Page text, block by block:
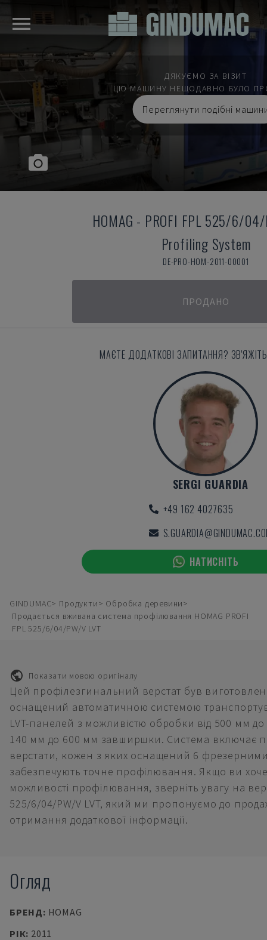
ДЯКУЄМО ЗА ВІЗИТ
ЦЮ МАШИНУ НЕЩОДАВНО БУЛО
Переглянути подібні
HOMAG - PROFI FPL 525/6/
Profiling System
DE-PRO-HOM-2011-00001
ПРОДАНО
МАЄТЕ ДОДАТКОВІ ЗАПИТАННЯ?
SERGI GUARDIA
+49 162 4027635
НАТИСНІТЬ
GINDUMAC Продукти
Обробка деревини
Продається вживана система профілювання HOMAG PROFI
FPL 525/6/04/PW/V LVT
Показати мовою оригіналу
Цей профілезгинальний верстат був
оснащений автоматичною системою
LVT-панелей з можливістю обробки від 500 мм
140 мм до 600 мм завширшки. Система включає
верстати, кожен з яких оснащений 6
забезпечують точне профілювання. Якщо ви
можливості профілювання, зверніть увагу на
525/6/04/PW/V LVT, який ми пропонуємо до
отримання додаткової інформації.
Огляд
БРЕНД: HOMAG
РІК: 2011